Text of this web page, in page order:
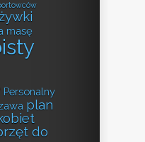
masę
Personalny
plan
do